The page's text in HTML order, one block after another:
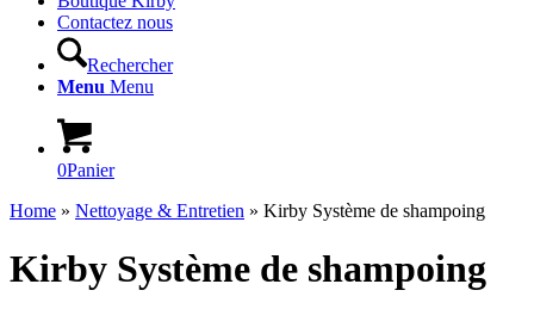
Contactez nous
Rechercher
Menu Menu
0Panier
Home » Nettoyage & Entretien » Kirby Système de shampoing
Kirby Système de shampoing